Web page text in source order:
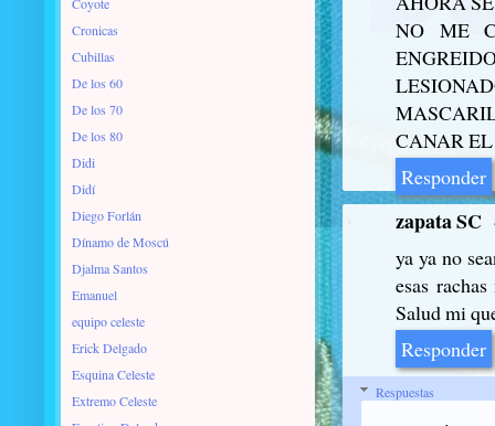
NO ME
CANAR
Responder
zapata SC
ya ya no
esas
Salud mi
Responder
Respuestas
Cronicas
Cubillas
De los 60
De los 70
De los 80
Didi
Didí
Diego Forlán
Dínamo de Moscú
Djalma Santos
Emanuel
equipo celeste
Erick Delgado
Esquina Celeste
Extremo Celeste